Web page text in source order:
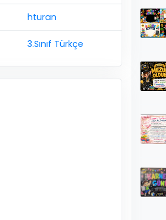
hturan
3.Sınıf Türkçe